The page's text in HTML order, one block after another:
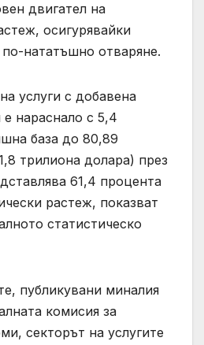
двигател на
осигурявайки
нататъшно отваряне.
услуги с добавена
нараснало с 5,4
база до 80,89
трилиона долара) през
61,4 процента
растеж, показват
статистическо
публикувани миналия
комисия за
секторът на услугите